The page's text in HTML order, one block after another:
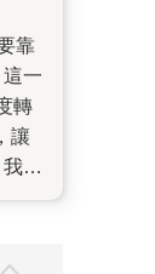
一
轉
讓
們